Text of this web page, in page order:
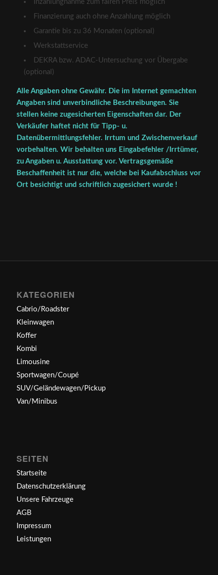
Inzahlungnahme zum fairen Preis möglich
Finanzierung auch ohne Anzahlung möglich
Garantie bis zu 36 Monaten (optional)
Werkstattservice
DEKRA bzw. ADAC-Untersuchung vor Übergabe
(optional)
Alle Angaben ohne Gewähr. Die im Internet gemachten
Angaben sind unverbindliche Beschreibungen. Sie
stellen keine zugesicherten Eigenschaften dar. Der
Verkäufer haftet nicht für Tipp- u.
Datenübermittlungsfehler. Irrtum und Zwischenverkauf
vorbehalten. Wir behalten uns Eingabefehler /Irrtümer,
zu Angaben u. Ausstattung vor. Vertragsgemäße
Beschaffenheit ist nur die, welche bei Kaufabschluss vor
Ort besichtigt und schriftlich zugesichert wurde !
KATEGORIEN
Cabrio/Roadster
Kleinwagen
Koffer
Kombi
Limousine
Sportwagen/Coupé
SUV/Geländewagen/Pickup
Van/Minibus
SEITEN
Startseite
Datenschutzerklärung
Unsere Fahrzeuge
AGB
Impressum
Leistungen